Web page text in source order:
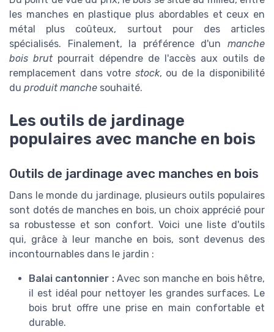
les manches en plastique plus abordables et ceux en
métal plus coûteux, surtout pour des articles
spécialisés. Finalement, la préférence d'un manche
bois brutpourrait dépendre de l'accès aux outils de
remplacement dans votre stock, ou de la disponibilité
du produit manche souhaité.
Les outils de jardinage
populaires avec manche en bois
Outils de jardinage avec manches en bois
Dans le monde du jardinage, plusieurs outils populaires
sont dotés de manches en bois, un choix apprécié pour
sa robustesse et son confort. Voici une liste d'outils
qui, grâce à leur manche en bois, sont devenus des
incontournables dans le jardin :
Balai cantonnier :Avec son manche en bois hêtre,
il est idéal pour nettoyer les grandes surfaces. Le
bois brut offre une prise en main confortable et
durable.